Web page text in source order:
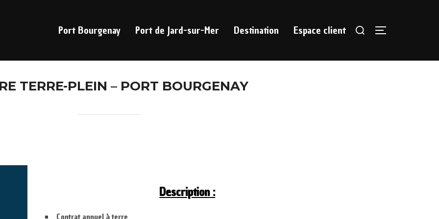
Port Bourgenay Port de Jard-sur-Mer Destination Espace client
TERRE-PLEIN – PORT BOURGENAY
Description:
Contrat annuel à terre